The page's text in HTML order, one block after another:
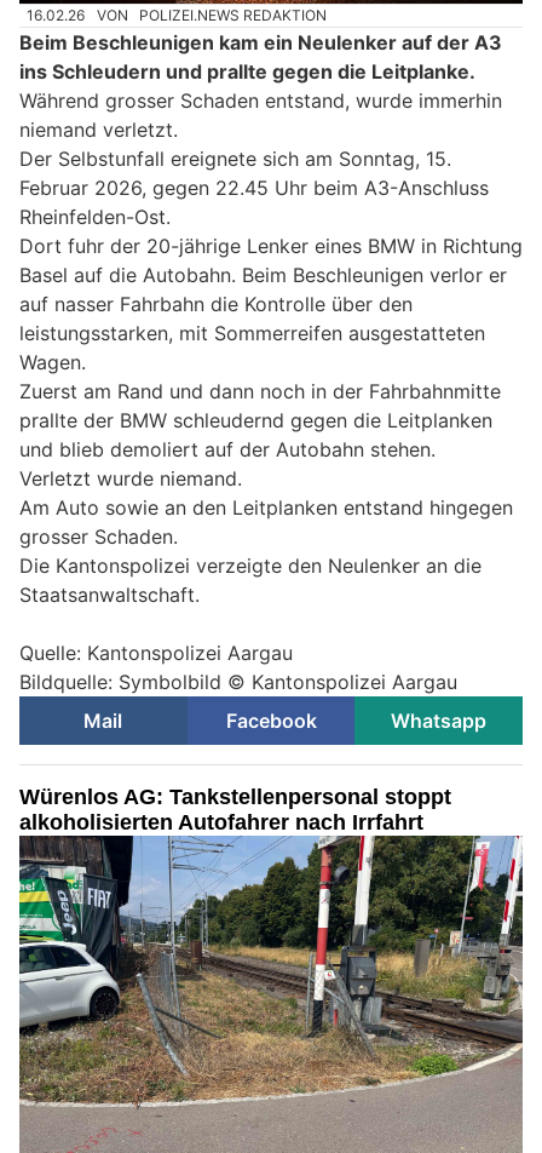
16.02.26 VON POLIZEI.NEWS REDAKTION
Beim Beschleunigen kam ein Neulenker auf der A3
ins Schleudern und prallte gegen die Leitplanke.
Während grosser Schaden entstand, wurde immerhin
niemand verletzt.
Der Selbstunfall ereignete sich am Sonntag, 15.
Februar 2026, gegen 22.45 Uhr beim A3-Anschluss
Rheinfelden-Ost.
Dort fuhr der 20-jährige Lenker eines BMW in Richtung
Basel auf die Autobahn. Beim Beschleunigen verlor er
auf nasser Fahrbahn die Kontrolle über den
leistungsstarken, mit Sommerreifen ausgestatteten
Wagen.
Zuerst am Rand und dann noch in der Fahrbahnmitte
prallte der BMW schleudernd gegen die Leitplanken
und blieb demoliert auf der Autobahn stehen.
Verletzt wurde niemand.
Am Auto sowie an den Leitplanken entstand hingegen
grosser Schaden.
Die Kantonspolizei verzeigte den Neulenker an die
Staatsanwaltschaft.
Quelle: Kantonspolizei Aargau
Bildquelle: Symbolbild © Kantonspolizei Aargau
Mail
Facebook Whatsapp
Würenlos AG: Tankstellenpersonal stoppt
alkoholisierten Autofahrer nach Irrfahrt